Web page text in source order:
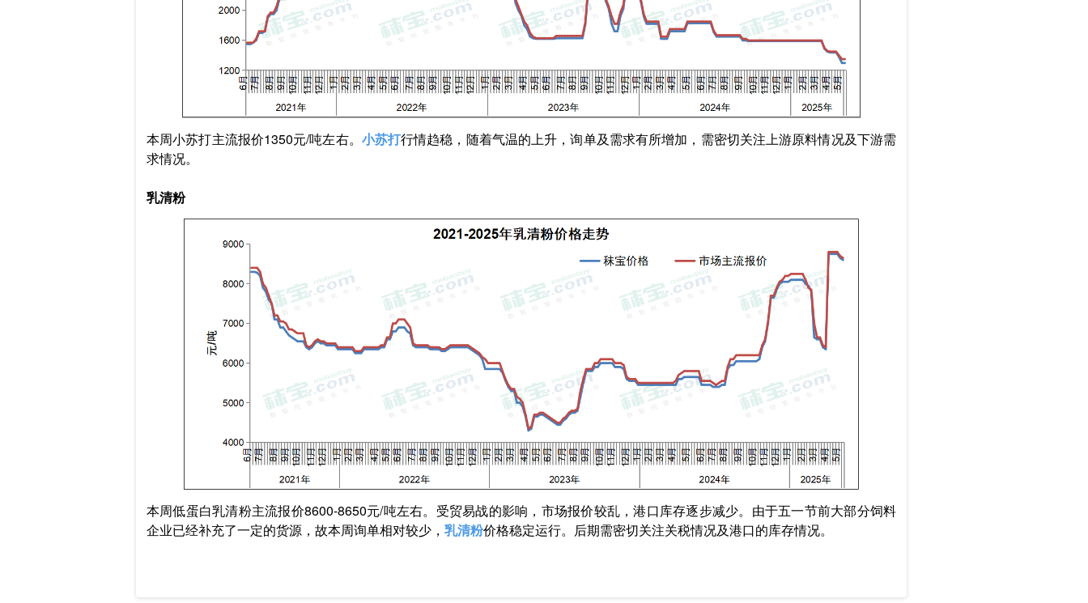
本周小苏打主流报价1350元/吨左右。 小苏打行情趋稳，随着气温的上升，询单及需求有所增加，需密切关注上游原料情况及下游需
求情况。
乳清粉
本周低蛋白乳清粉主流报价8600-8650元/吨左右。受贸易战的影响，市场报价较乱，港口库存逐步减少。由于五一节前大部分饲料
企业已经补充了一定的货源，故本周询单相对较少， 乳清粉价格稳定运行。后期需密切关注关税情况及港口的库存情况。